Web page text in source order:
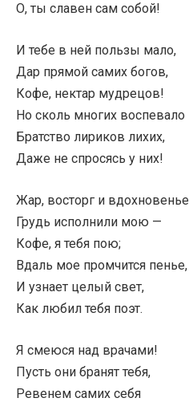
О, ты славен сам собой!
И тебе в ней пользы мало,
Дар прямой самих богов,
Кофе, нектар мудрецов!
Но сколь многих воспевало
Братство лириков лихих,
Даже не спросясь у них!
Жар, восторг и вдохновенье
Грудь исполнили мою —
Кофе, я тебя пою;
Вдаль мое промчится пенье,
И узнает целый свет,
Как любил тебя поэт.
Я смеюся над врачами!
Пусть они бранят тебя,
Ревенем самих себя